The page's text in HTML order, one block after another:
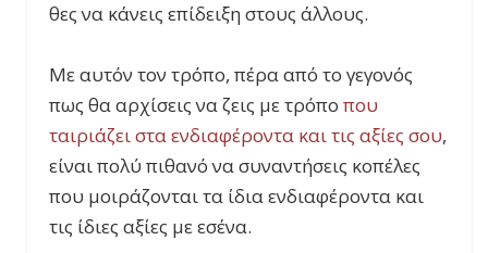
θες να κάνεις επίδειξη στους άλλους.
Με αυτόν τον τρόπο, πέρα από το γεγονός
πως θα αρχίσεις να ζεις με τρόπο που
ταιριάζει στα ενδιαφέροντα και τις αξίες σου,
είναι πολύ πιθανό να συναντήσεις κοπέλες
που μοιράζονται τα ίδια ενδιαφέροντα και
τις ίδιες αξίες με εσένα.